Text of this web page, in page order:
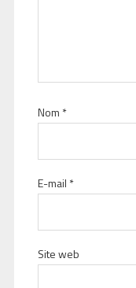
Nom *
E-mail *
Site web